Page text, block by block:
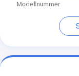
Modellnummer